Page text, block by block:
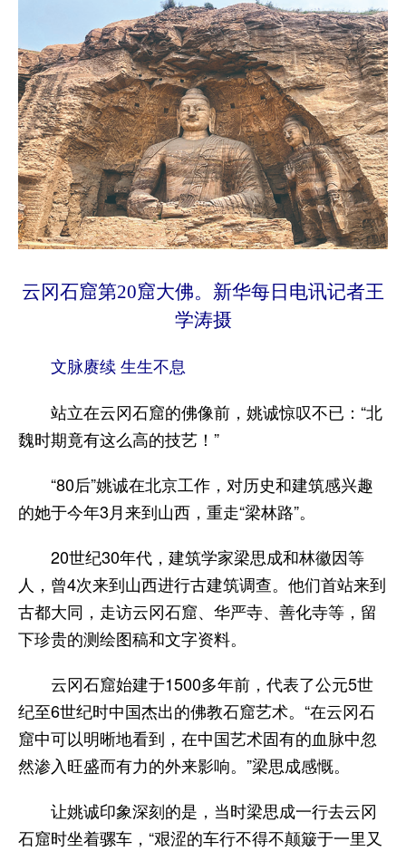
云冈石窟第20窟大佛。新华每日电讯记者王
学涛摄
文脉赓续 生生不息
站立在云冈石窟的佛像前，姚诚惊叹不已：“北
魏时期竟有这么高的技艺！”
“80后”姚诚在北京工作，对历史和建筑感兴趣
的她于今年3月来到山西，重走“梁林路”。
20世纪30年代，建筑学家梁思成和林徽因等
人，曾4次来到山西进行古建筑调查。他们首站来到
古都大同，走访云冈石窟、华严寺、善化寺等，留
下珍贵的测绘图稿和文字资料。
云冈石窟始建于1500多年前，代表了公元5世
纪至6世纪时中国杰出的佛教石窟艺术。“在云冈石
窟中可以明晰地看到，在中国艺术固有的血脉中忽
然渗入旺盛而有力的外来影响。”梁思成感慨。
让姚诚印象深刻的是，当时梁思成一行去云冈
石窟时坐着骡车，“艰涩的车行不得不颠簸于一里又